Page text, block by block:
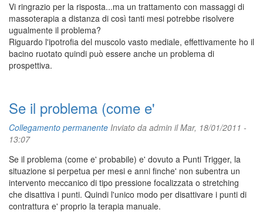
Vi ringrazio per la risposta...ma un trattamento con massaggi di
massoterapia a distanza di così tanti mesi potrebbe risolvere
ugualmente il problema?
Riguardo l'ipotrofia del muscolo vasto mediale, effettivamente ho il
bacino ruotato quindi può essere anche un problema di
prospettiva.
Se il problema (come e'
Collegamento permanente Inviato da admin il Mar, 18/01/2011 -
13:07
Se il problema (come e' probabile) e' dovuto a Punti Trigger, la
situazione si perpetua per mesi e anni finche' non subentra un
intervento meccanico di tipo pressione focalizzata o stretching
che disattiva i punti. Quindi l'unico modo per disattivare i punti di
contrattura e' proprio la terapia manuale.